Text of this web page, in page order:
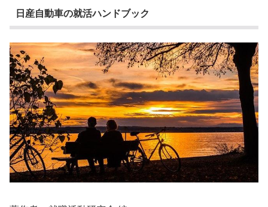
日産自動車の就活ハンドブック